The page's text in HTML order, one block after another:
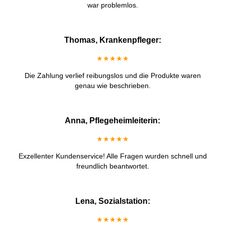
war problemlos.
Thomas, Krankenpfleger:
★★★★★
Die Zahlung verlief reibungslos und die Produkte waren
genau wie beschrieben.
Anna, Pflegeheimleiterin:
★★★★★
Exzellenter Kundenservice! Alle Fragen wurden schnell und
freundlich beantwortet.
Lena, Sozialstation:
★★★★★